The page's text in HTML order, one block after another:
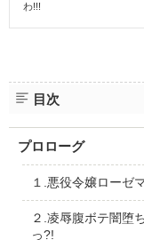
わ!!!
目次
プロローグ
１.悪役令嬢ローゼ
２.凌辱腹ボテ闇堕
っ?!